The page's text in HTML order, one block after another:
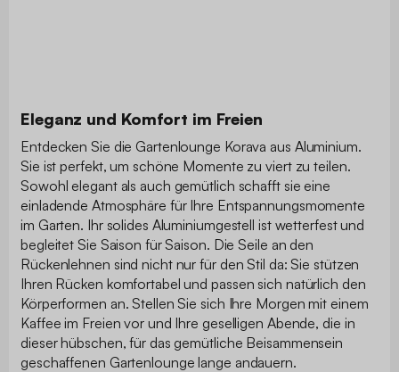
Eleganz und Komfort im Freien
Entdecken Sie die Gartenlounge Korava aus Aluminium.
Sie ist perfekt, um schöne Momente zu viert zu teilen.
Sowohl elegant als auch gemütlich schafft sie eine
einladende Atmosphäre für Ihre Entspannungsmomente
im Garten. Ihr solides Aluminiumgestell ist wetterfest und
begleitet Sie Saison für Saison. Die Seile an den
Rückenlehnen sind nicht nur für den Stil da: Sie stützen
Ihren Rücken komfortabel und passen sich natürlich den
Körperformen an. Stellen Sie sich Ihre Morgen mit einem
Kaffee im Freien vor und Ihre geselligen Abende, die in
dieser hübschen, für das gemütliche Beisammensein
geschaffenen Gartenlounge lange andauern.